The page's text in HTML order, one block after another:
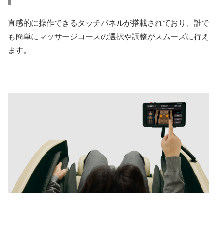
直感的に操作できるタッチパネルが搭載されており、誰で
も簡単にマッサージコースの選択や調整がスムーズに行え
ます。